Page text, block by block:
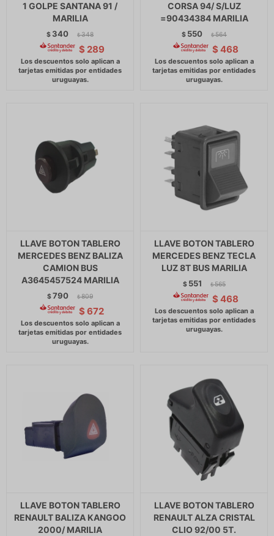
1 GOLPE SANTANA 91 /
MARILIA
$ 340 $ 348
$ 289
CORSA 94/ S/LUZ
=90434384 MARILIA
$ 550 $ 564
$ 468
LLAVE BOTON TABLERO
MERCEDES BENZ BALIZA
CAMION BUS
A3645457524 MARILIA
$790 $ 809
$ 672
LLAVE BOTON TABLERO
MERCEDES BENZ TECLA
LUZ 8T BUS MARILIA
$ 551 $ 565
$ 468
LLAVE BOTON TABLERO
RENAULT BALIZA KANGOO
2000/ MARILIA
LLAVE BOTON TABLERO
RENAULT ALZA CRISTAL
CLIO 92/00 5T.